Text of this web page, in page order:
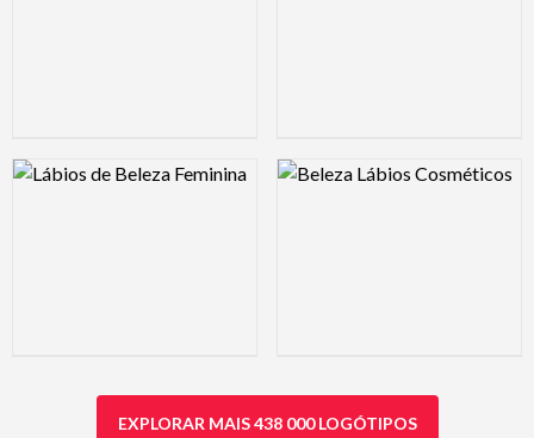
Logo Preview Image Logo Preview Image
EXPLORAR MAIS 438 000 LOGÓTIPOS